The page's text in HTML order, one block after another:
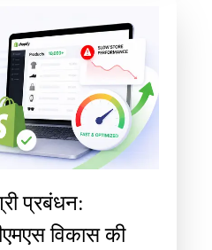
प्रबंधन:
विकास की